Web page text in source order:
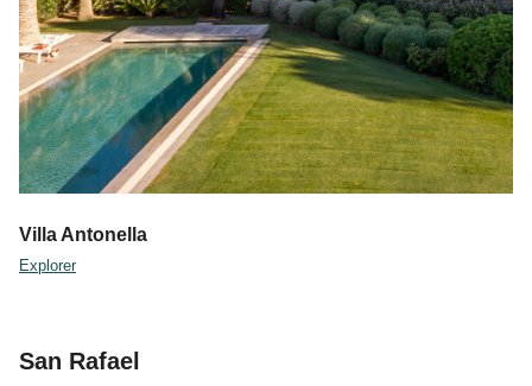
Villa Antonella
Explorer
San Rafael